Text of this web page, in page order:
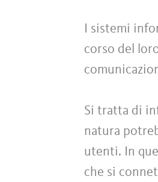
I sistemi
corso del
Si tratta di
natura
utenti. In
che si